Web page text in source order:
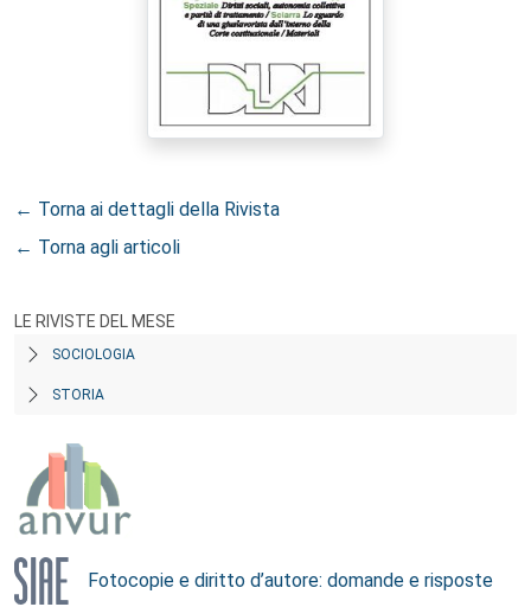
← Torna ai dettagli della Rivista
← Torna agli articoli
LE RIVISTE DEL MESE
SOCIOLOGIA
STORIA
Fotocopie e diritto d’autore: domande e risposte